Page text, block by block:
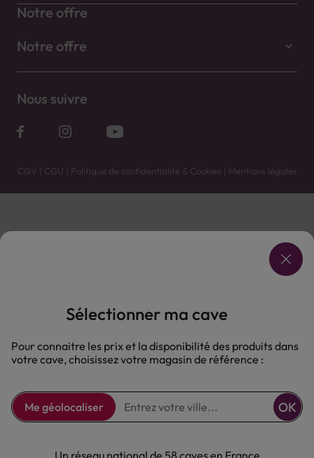
Notre offre
Notre offre
Nous suivre
CGV | CGU | Politique de confidentialité & Cookies | Mentions légales
Vente uniquement en caves. Contactez votre caviste pour plus de renseignements.
L'ABUS D'ALCOOL EST DANGEREUX POUR LA SANTÉ, À CONSOMMER AVEC MODÉRATION.
Sélectionner ma cave
Pour connaitre les prix et la disponibilité des produits dans
votre cave, choisissez votre magasin de référence :
Me géolocaliser OK
Un réseau national de 58 caves en France